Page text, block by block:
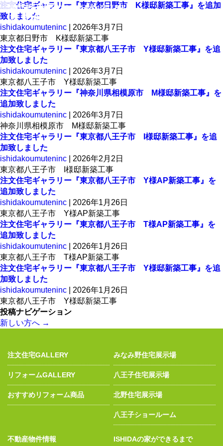
八王子のローコスト注文住宅・不動産は石田工務店
株式会社石田工務店
注文ギャラリー
注文住宅ギャラリー『東京都日野市 K様邸新築工事』を追加
致しました
ishidakoumuteninc
2026年3月7日
東京都日野市 K様邸新築工事
注文住宅ギャラリー『東京都八王子市 Y様邸新築工事』を追
加致しました
ishidakoumuteninc
2026年3月7日
東京都八王子市 Y様邸新築工事
注文住宅ギャラリー『神奈川県相模原市 M様邸新築工事』を
追加致しました
ishidakoumuteninc
2026年3月7日
神奈川県相模原市 M様邸新築工事
注文住宅ギャラリー『東京都八王子市 I様邸新築工事』を追
加致しました
ishidakoumuteninc
2026年2月2日
東京都八王子市 I様邸新築工事
注文住宅ギャラリー『東京都八王子市 Y様AP新築工事』を
追加致しました
ishidakoumuteninc
2026年1月26日
東京都八王子市 Y様AP新築工事
注文住宅ギャラリー『東京都八王子市 T様AP新築工事』を
追加致しました
ishidakoumuteninc
2026年1月26日
東京都八王子市 T様AP新築工事
注文住宅ギャラリー『東京都八王子市 Y様邸新築工事』を追
加致しました
ishidakoumuteninc
2026年1月26日
東京都八王子市 Y様邸新築工事
投稿ナビゲーション
新しい方へ →
注文住宅GALLERY
リフォームGALLERY
おすすめリフォーム商品
みなみ野住宅展示場
八王子住宅展示場
北野住宅展示場
八王子ショールーム
不動産物件情報 ISHIDAの家ができるまで